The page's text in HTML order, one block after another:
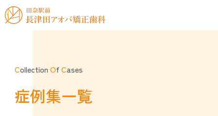
Collection Of Cases
症例集一覧